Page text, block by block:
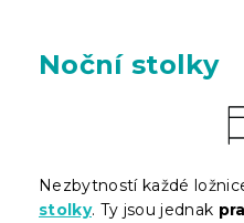
Noční stolky
Nezbytností každé
stolky. Ty jsou jednak